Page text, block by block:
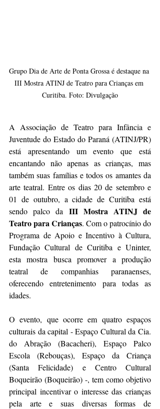
Grupo Dia de Arte de Ponta Grossa é destaque na
III Mostra ATINJ de Teatro para Crianças em
Curitiba. Foto: Divulgação
A Associação de Teatro para Infância e
Juventude do Estado do Paraná (ATINJ/PR)
está apresentando um evento que está
encantando não apenas as crianças, mas
também suas famílias e todos os amantes da
arte teatral. Entre os dias 20 de setembro e
01 de outubro, a cidade de Curitiba está
sendo palco da III Mostra ATINJ de
Teatro para Crianças. Com o patrocínio do
Programa de Apoio e Incentivo à Cultura,
Fundação Cultural de Curitiba e Uninter,
esta mostra busca promover a produção
teatral de companhias paranaenses,
oferecendo entretenimento para todas as
idades.
O evento, que ocorre em quatro espaços
culturais da capital - Espaço Cultural da Cia.
do Abração (Bacacheri), Espaço Palco
Escola (Rebouças), Espaço da Criança
(Santa Felicidade) e Centro Cultural
Boqueirão (Boqueirão) -, tem como objetivo
principal incentivar o interesse das crianças
pela arte e suas diversas formas de